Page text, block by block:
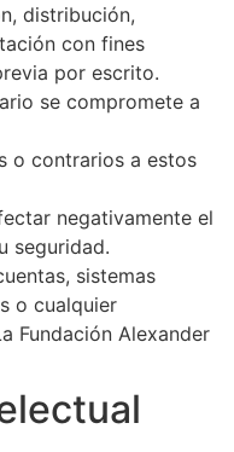
distribución,
con fines
por escrito.
se compromete a
o contrarios a estos
negativamente el
seguridad.
sistemas
o cualquier
Fundación Alexander